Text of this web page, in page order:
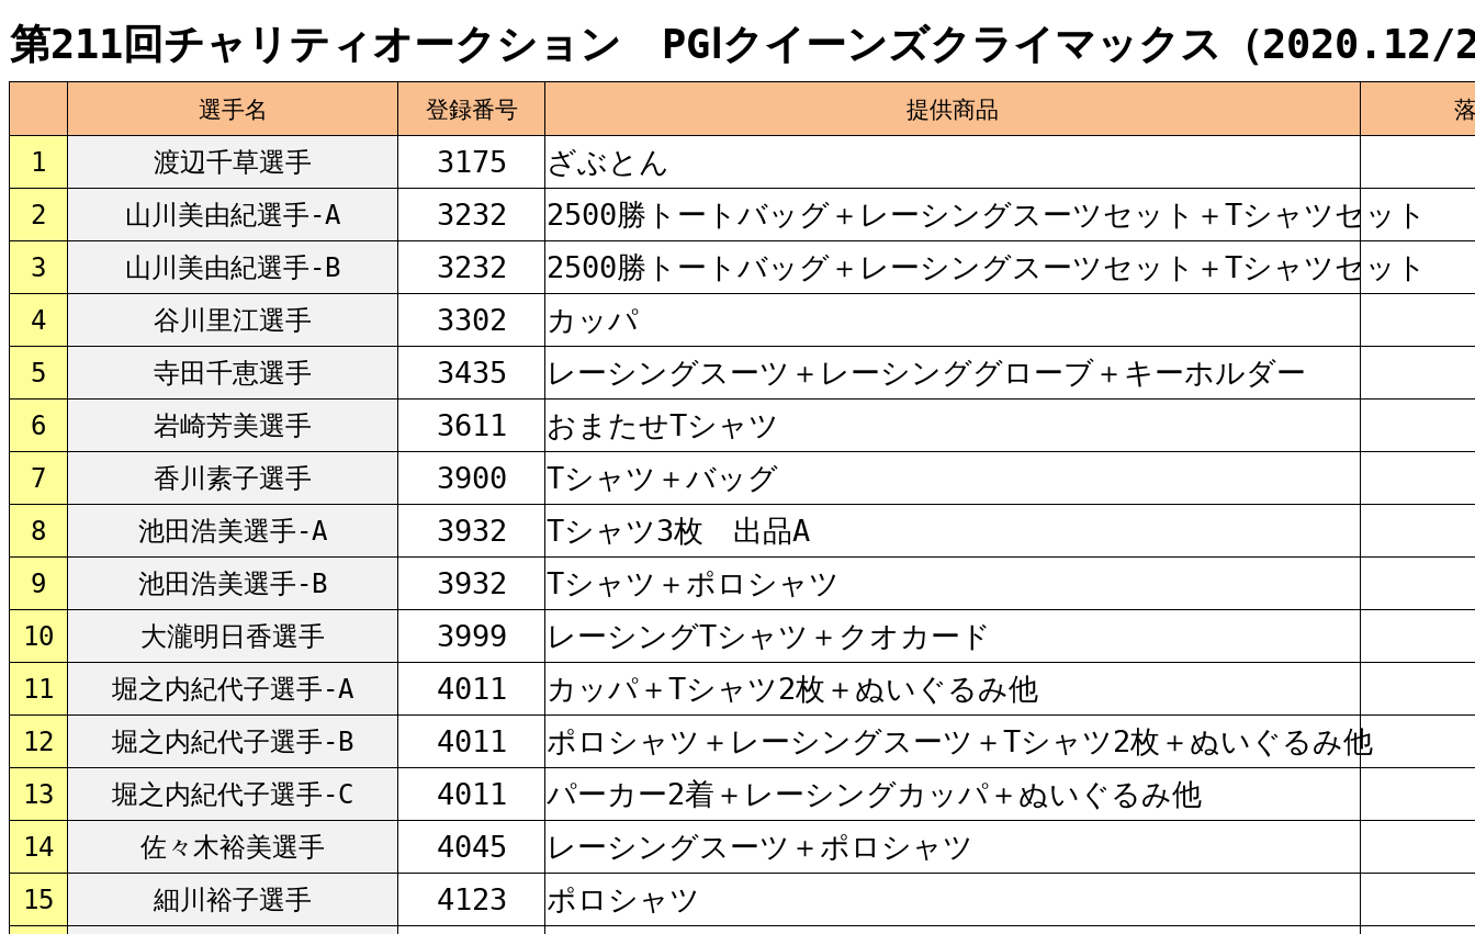
第211回チャリティオークション PGⅠクイーンズクライマックス（2020.12/
選手名 登録番号 提供商品
1 渡辺千草選手 3175 ざぶとん
2 山川美由紀選手-A 3232 2500勝トートバッグ＋レーシングスーツセット＋Tシャツセット
3 山川美由紀選手-B 3232 2500勝トートバッグ＋レーシングスーツセット＋Tシャツセット
4 谷川里江選手 3302 カッパ
5 寺田千恵選手 3435 レーシングスーツ＋レーシンググローブ＋キーホルダー
6 岩崎芳美選手 3611 おまたせTシャツ
7 香川素子選手 3900 Tシャツ＋バッグ
8 池田浩美選手-A 3932 Tシャツ3枚 出品A
9 池田浩美選手-B 3932 Tシャツ＋ポロシャツ
10 大瀧明日香選手 3999 レーシングTシャツ＋クオカード
11 堀之内紀代子選手-A 4011 カッパ＋Tシャツ2枚＋ぬいぐるみ他
12 堀之内紀代子選手-B 4011 ポロシャツ＋レーシングスーツ＋Tシャツ2枚＋ぬいぐるみ他
13 堀之内紀代子選手-C 4011 パーカー2着＋レーシングカッパ＋ぬいぐるみ他
14 佐々木裕美選手 4045 レーシングスーツ＋ポロシャツ
15 細川裕子選手 4123 ポロシャツ